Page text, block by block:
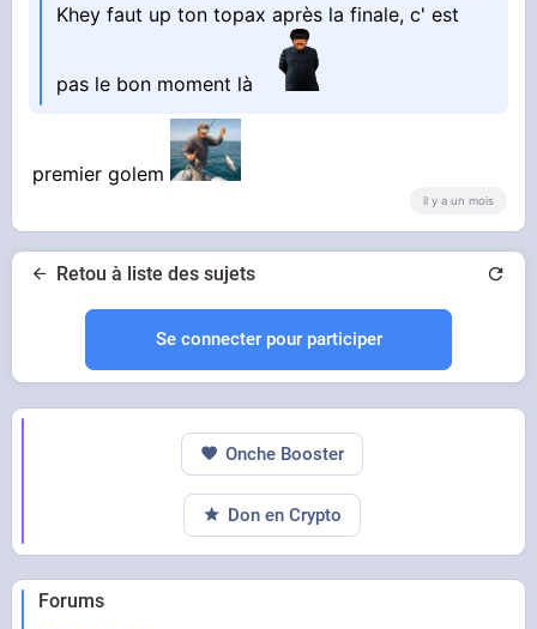
Khey faut up ton topax après la finale, c' est
pas le bon moment là
premier golem
il y a un mois
Retou à liste des sujets
Se connecter pour participer
Forums
Onche Booster
Don en Crypto